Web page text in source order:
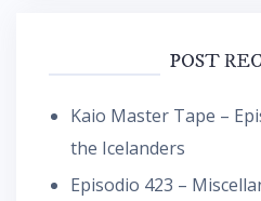
POST
Kaio Master Tape –
the Icelanders
Episodio 423 –